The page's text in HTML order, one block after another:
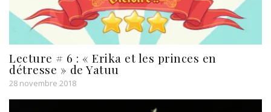
Lecture # 6 : « Erika et les princes en
détresse » de Yatuu
28 novembre 2018